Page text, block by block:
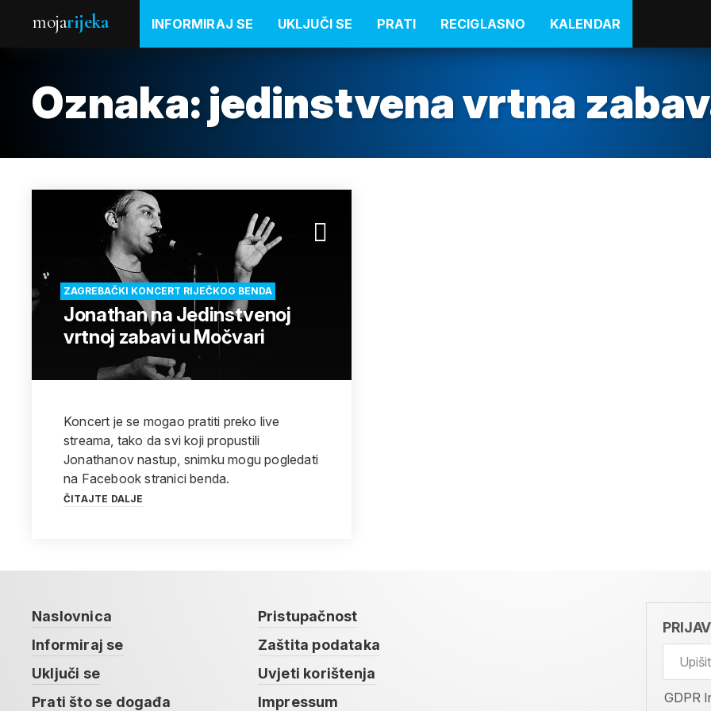
mojarijeka INFORMIRAJ SE UKLJUČI SE PRATI RECIGLASNO KALENDAR
Oznaka: jedinstvena vrtna
ZAGREBAČKI KONCERT RIJEČKOG BENDA
Jonathan na Jedinstvenoj
vrtnoj zabavi u Močvari
Koncert je se mogao pratiti preko live
streama, tako da svi koji propustili
Jonathanov nastup, snimku mogu pogledati
na Facebook stranici benda.
ČITAJTE DALJE
Naslovnica
Informiraj se
Uključi se
Prati što se događa
Pristupačnost
Zaštita podataka
Uvjeti korištenja
Impressum
GDPR